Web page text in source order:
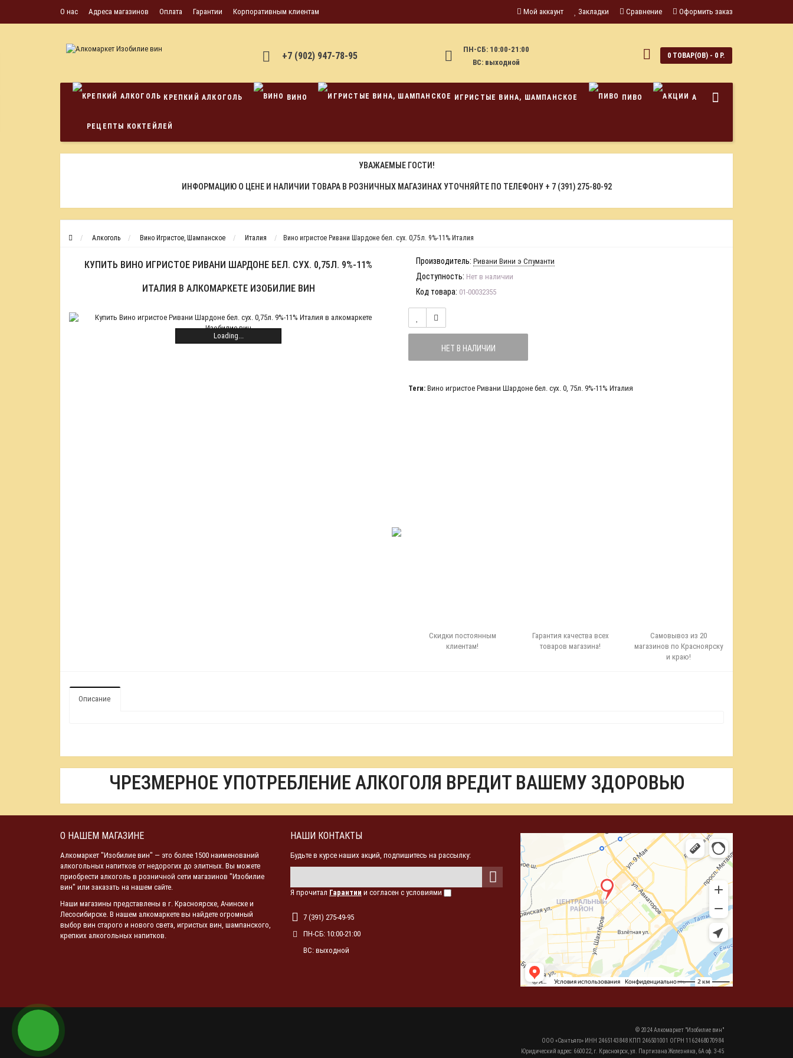
О нас Адреса магазинов Оплата Гарантии Корпоративным клиентам Мой аккаунт Закладки Сравнение Оформить заказ
+7 (902) 947-78-95
ПН-СБ: 10:00-21:00
ВС: выходной
0 ТОВАР(ОВ) - 0 Р.
КРЕПКИЙ АЛКОГОЛЬ ВИНО ИГРИСТЫЕ ВИНА, ШАМПАНСКОЕ ПИВО АКЦИИ
РЕЦЕПТЫ КОКТЕЙЛЕЙ
УВАЖАЕМЫЕ ГОСТИ!
ИНФОРМАЦИЮ О ЦЕНЕ И НАЛИЧИИ ТОВАРА В РОЗНИЧНЫХ МАГАЗИНАХ УТОЧНЯЙТЕ ПО ТЕЛЕФОНУ + 7 (391) 275-80-92
Алкоголь Вино Игристое, Шампанское Италия Вино игристое Ривани Шардоне бел. сух. 0,75л. 9%-11% Италия
КУПИТЬ ВИНО ИГРИСТОЕ РИВАНИ ШАРДОНЕ БЕЛ. СУХ. 0,75Л. 9%-11%
ИТАЛИЯ В АЛКОМАРКЕТЕ ИЗОБИЛИЕ ВИН
Loading...
Производитель: Ривани Вини э Спуманти
Доступность: Нет в наличии
Код товара: 01-00032355
НЕТ В НАЛИЧИИ
Теги: Вино игристое Ривани Шардоне бел. сух. 0, 75л. 9%-11% Италия
Скидки постоянным
клиентам!
Гарантия качества всех
товаров магазина!
Самовывоз из 20
магазинов по Красноярску
и краю!
Описание
ЧРЕЗМЕРНОЕ УПОТРЕБЛЕНИЕ АЛКОГОЛЯ ВРЕДИТ ВАШЕМУ ЗДОРОВЬЮ
О НАШЕМ МАГАЗИНЕ
Алкомаркет "Изобилие вин" — это более 1500 наименований
алкогольных напитков от недорогих до элитных. Вы можете
приобрести алкоголь в розничной сети магазинов "Изобилие
вин" или заказать на нашем сайте.
Наши магазины представлены в г. Красноярске, Ачинске и
Лесосибирске. В нашем алкомаркете вы найдете огромный
выбор вин старого и нового света, игристых вин, шампанского,
крепких алкогольных напитков.
НАШИ КОНТАКТЫ
Будьте в курсе наших акций, подпишитесь на рассылку:
Я прочитал Гарантии и согласен с условиями
7 (391) 275-49-95
ПН-СБ: 10:00-21:00
ВС: выходной
© 2024 Алкомаркет "Изобилие вин"
ООО «Сантьяго» ИНН 2465143848 КПП 246501001 ОГРН 1162468070984
Юридический адрес: 660022, г. Красноярск, ул. Партизана Железняка, 6А оф. 3-45